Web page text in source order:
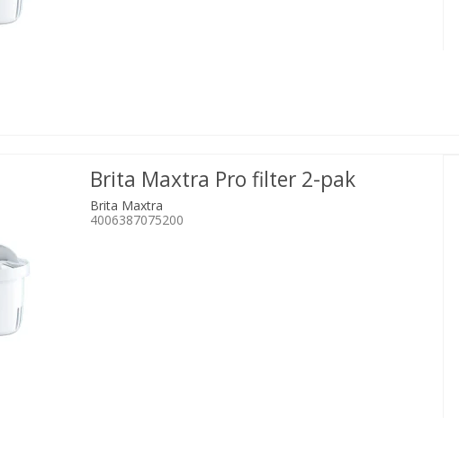
Brita Maxtra Pro filter 2-pak
Brita Maxtra
4006387075200